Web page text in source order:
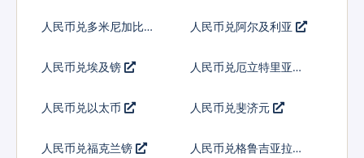
人民币兑多米尼加比索 人民币兑阿尔及利亚
人民币兑埃及镑
人民币兑厄立特里亚纳
人民币兑以太币 人民币兑斐济元
人民币兑福克兰镑 人民币兑格鲁吉亚拉里